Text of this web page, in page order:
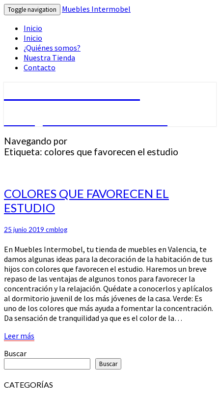
Toggle navigation
Muebles Intermobel
Inicio
Inicio
¿Quiénes somos?
Nuestra Tienda
Contacto
Navegando por
Etiqueta: colores que favorecen el estudio
COLORES
QUE
FAVORECEN
ESTUDIO
COLORES QUE FAVORECEN EL
ESTUDIO
25 junio 2019 cmblog
En Muebles Intermobel, tu tienda de muebles en Valencia, te
damos algunas ideas para la decoración de la habitación de tus
hijos con colores que favorecen el estudio. Haremos un breve
repaso de las ventajas de algunos tonos para favorecer la
concentración y la relajación. Quédate a conocerlos y aplícalos
al dormitorio juvenil de los más jóvenes de la casa. Verde: Es
uno de los colores que más ayuda a fomentar la concentración.
Da sensación de tranquilidad ya que es el color de la…
Leer más
Buscar
Buscar
CATEGORÍAS